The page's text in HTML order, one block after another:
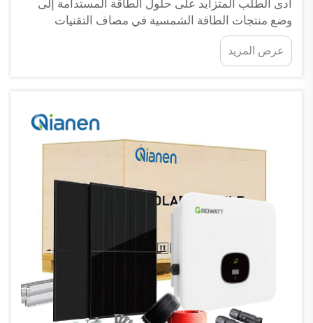
أدى الطلب المتزايد على حلول الطاقة المستدامة إلى
وضع منتجات الطاقة الشمسية في مصاف التقنيات
التحويلية التي تعالج المخاوف المالية والمسؤوليات البيئية
معًا. ويواجه أصحاب الأعمال الحديثة ومالكو المنازل
ارتفاع أسعار الكهرباء...
عرض المزيد